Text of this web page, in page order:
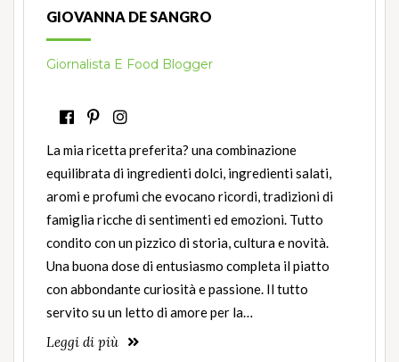
GIOVANNA DE SANGRO
Giornalista E Food Blogger
La mia ricetta preferita? una combinazione
equilibrata di ingredienti dolci, ingredienti salati,
aromi e profumi che evocano ricordi, tradizioni di
famiglia ricche di sentimenti ed emozioni. Tutto
condito con un pizzico di storia, cultura e novità.
Una buona dose di entusiasmo completa il piatto
con abbondante curiosità e passione. Il tutto
servito su un letto di amore per la…
Leggi di più